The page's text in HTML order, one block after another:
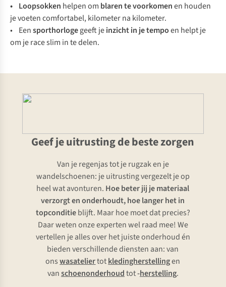
• Loopsokken helpen om blarente voorkomenen houden
je voeten comfortabel, kilometer na kilometer.
• Eensporthorlogegeeft jeinzicht in je tempoen helpt je
om je race slim in te delen.
Geef je uitrusting de beste zorgen
Van je regenjas tot je rugzak en je
wandelschoenen: je uitrusting vergezelt je op
heel wat avonturen. Hoe beter jij je materiaal
verzorgt en onderhoudt, hoe langer het in
topconditieblijft. Maar hoe moet dat precies?
Daar weten onze experten wel raad mee! We
vertellen je alles over het juiste onderhoud én
bieden verschillende diensten aan: van
onswasateliertotkledingherstellingen
vanschoenonderhoudtot-herstelling.